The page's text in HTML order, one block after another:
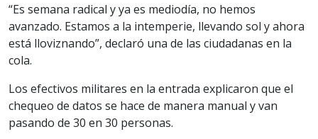
“Es semana radical y ya es mediodía, no hemos
avanzado. Estamos a la intemperie, llevando sol y ahora
está lloviznando”, declaró una de las ciudadanas en la
cola.
Los efectivos militares en la entrada explicaron que el
chequeo de datos se hace de manera manual y van
pasando de 30 en 30 personas.